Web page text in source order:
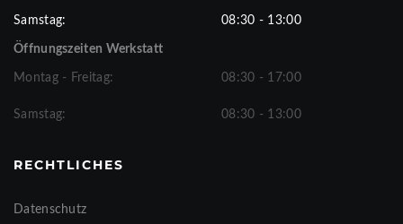
Samstag: 08:30 - 13:00
Öffnungszeiten Werkstatt
Montag - Freitag: 08:30 - 17:00
Samstag: 08:30 - 13:00
RECHTLICHES
Datenschutz